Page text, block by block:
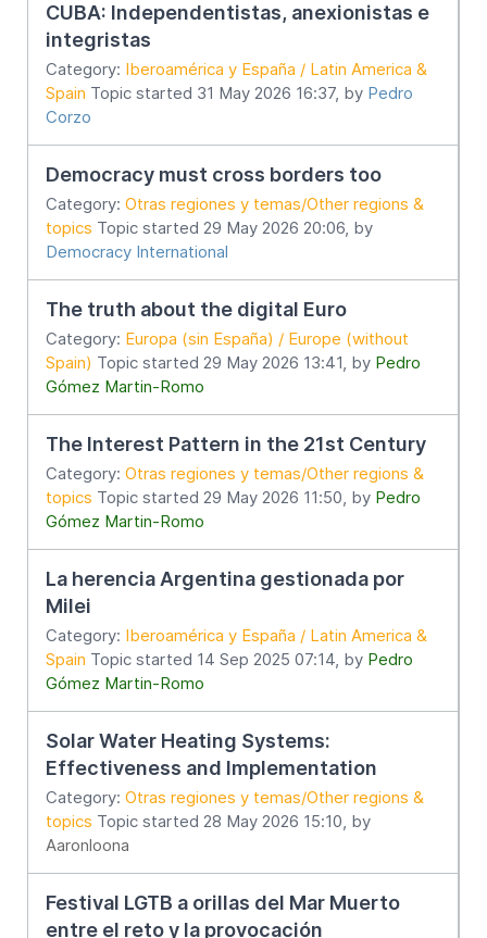
CUBA: Independentistas, anexionistas e
integristas
Category: Iberoamérica y España / Latin America &
Spain Topic started 31 May 2026 16:37, by Pedro
Corzo
Democracy must cross borders too
Category: Otras regiones y temas/Other regions &
topics Topic started 29 May 2026 20:06, by
Democracy International
The truth about the digital Euro
Category: Europa (sin España) / Europe (without
Spain) Topic started 29 May 2026 13:41, by Pedro
Gómez Martin-Romo
The Interest Pattern in the 21st Century
Category: Otras regiones y temas/Other regions &
topics Topic started 29 May 2026 11:50, by Pedro
Gómez Martin-Romo
La herencia Argentina gestionada por
Milei
Category: Iberoamérica y España / Latin America &
Spain Topic started 14 Sep 2025 07:14, by Pedro
Gómez Martin-Romo
Solar Water Heating Systems:
Effectiveness and Implementation
Category: Otras regiones y temas/Other regions &
topics Topic started 28 May 2026 15:10, by
Aaronloona
Festival LGTB a orillas del Mar Muerto
entre el reto y la provocación